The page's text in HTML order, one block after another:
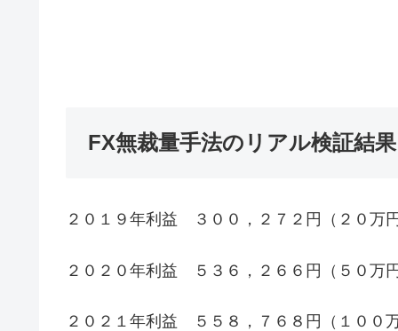
FX無裁量手法のリアル検証結
２０１９年利益 ３００，２７２円（２０万
２０２０年利益 ５３６，２６６円（５０万
２０２１年利益 ５５８，７６８円（１００